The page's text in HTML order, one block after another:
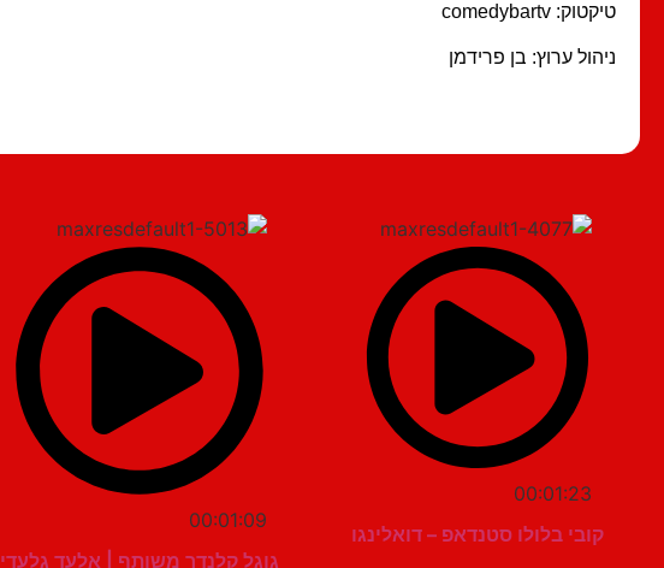
טיקטוק: comedybartv
ניהול ערוץ: בן פרידמן
00:01:23
קובי בלולו סטנדאפ – דואלינגו
00:01:09
גוגל קלנדר משותף | אלעד גלעדי